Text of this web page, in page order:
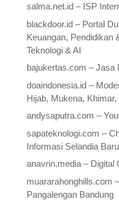
salma.net.id – ISP
blackdoor.id – Portal
Keuangan, Pendidikan
Teknologi & AI
bajukertas.com – Jasa
doaindonesia.id –
Hijab, Mukena,
andysaputra.com –
sapateknologi.com –
Informasi Selandia Baru
anavrin.media – Digital
muararahonghills.com
Pangalengan Bandung